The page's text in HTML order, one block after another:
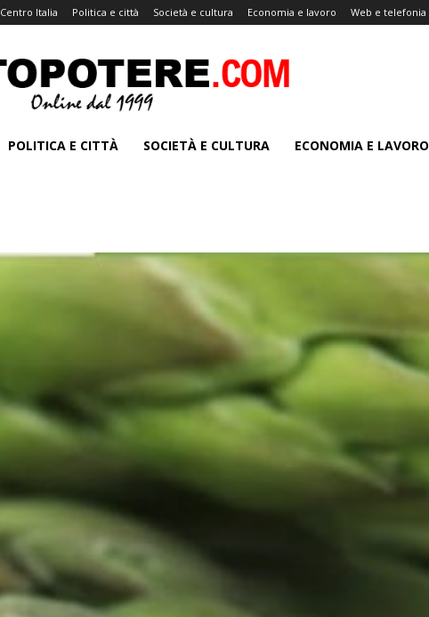
Centro Italia Politica e città Società e cultura Economia e lavoro Web e telefonia
POLITICA E CITTÀ SOCIETÀ E CULTURA ECONOMIA E LAVORO